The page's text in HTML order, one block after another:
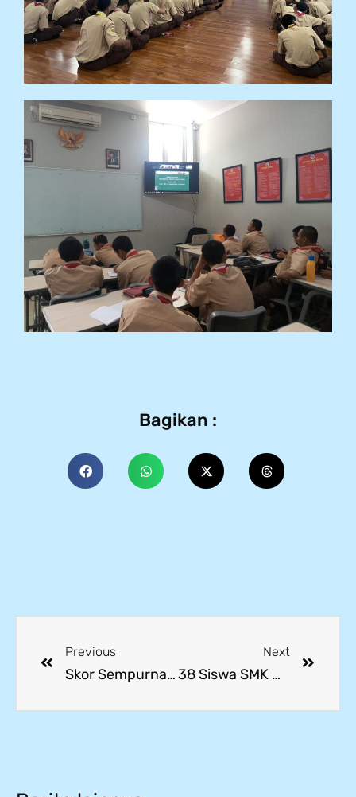
Bagikan :
Previous
Skor Sempurna di Embedded System Programming, Siswa SMK Mitra Industri Raih Tiket ke LKS Provinsi
Next
38 Siswa SMK Mitra Industri MM2100 Berhasil Lolos PTN Melalui Jalur SNBP dan SNBT 2026